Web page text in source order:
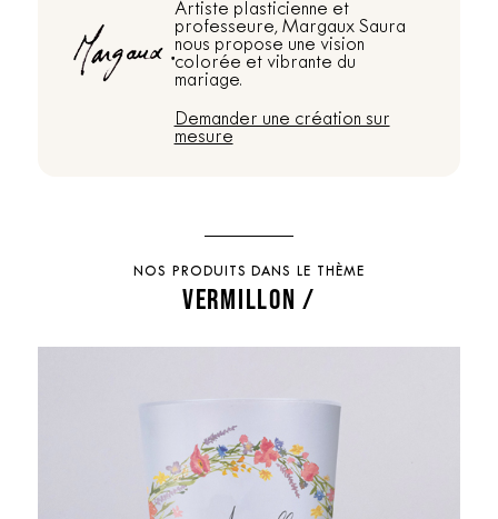
Artiste plasticienne et
professeure, Margaux Saura
nous propose une vision
colorée et vibrante du
mariage.
Demander une création sur
mesure
NOS PRODUITS DANS LE THÈME
VERMILLON /